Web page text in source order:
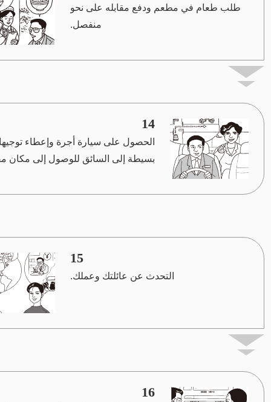
طلب طعام في مطعم ودفع مقابله على نحو
منفصل.
14
الحصول على سيارة أجرة وإعطاء
بسيطة إلى السائق للوصول إلى مكان
15
التحدث عن عائلتك وعملك.
16